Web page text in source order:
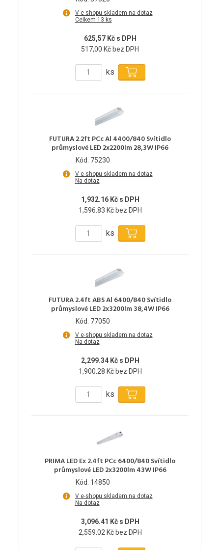
V e-shopu skladem na dotaz
Celkem 13 ks
625,57 Kč s DPH
517,00 Kč bez DPH
ks
FUTURA 2.2ft PCc Al 4400/840 Svítidlo
průmyslové LED 2x2200lm 28,3W IP66
Kód: 75230
V e-shopu skladem na dotaz
Na dotaz
1,932.16 Kč s DPH
1,596.83 Kč bez DPH
ks
FUTURA 2.4ft ABS Al 6400/840 Svítidlo
průmyslové LED 2x3200lm 38,4W IP66
Kód: 77050
V e-shopu skladem na dotaz
Na dotaz
2,299.34 Kč s DPH
1,900.28 Kč bez DPH
ks
PRIMA LED Ex 2.4ft PCc 6400/840 Svítidlo
průmyslové LED 2x3200lm 43W IP66
Kód: 14850
V e-shopu skladem na dotaz
Na dotaz
3,096.41 Kč s DPH
2,559.02 Kč bez DPH